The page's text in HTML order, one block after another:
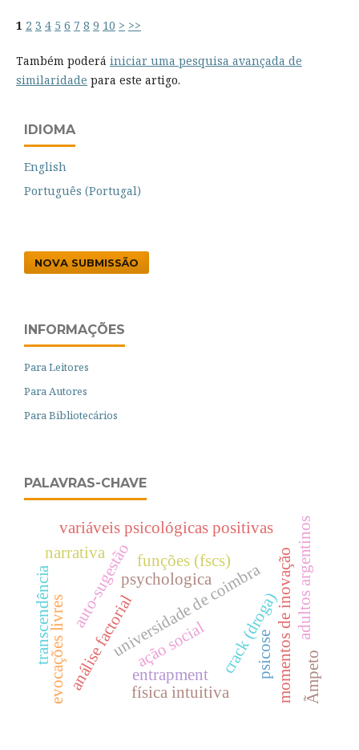
1 2 3 4 5 6 7 8 9 10 > >>
Também poderá iniciar uma pesquisa avançada de
similaridade para este artigo.
IDIOMA
English
Português (Portugal)
NOVA SUBMISSÃO
INFORMAÇÕES
Para Leitores
Para Autores
Para Bibliotecários
PALAVRAS-CHAVE
auto-sugestão
ação social
universidade de coimbra
psychologica
análise factorial
narrativa momentos de inovação
entrapment
evocações livres crack (droga) adultos argentinos
funções (fscs)
psicose
variáveis psicológicas positivas
transcendência
física intuitiva Ãmpeto